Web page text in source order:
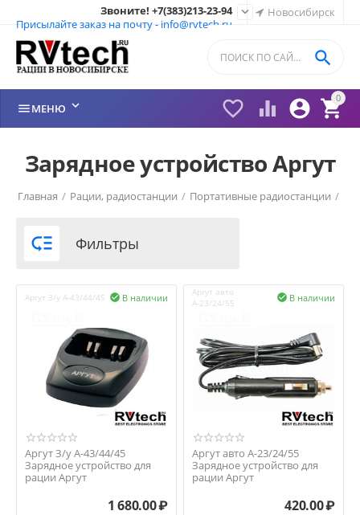
Новосибирск
Звоните! +7(383)213-23-94
Присылайте заказ на почту - info@rvtech.ru

0


 

МЕНЮ 
Зарядное устройство Аргут
Главная / Рации, радиостанции / Портативные радиостанции /
 Фильтры
Аргут З/у А-43/44/45 В наличии

Аргут З/у А-43/44/45
Зарядное устройство для
рации Аргут
1 680.00₽
Аргут авто
А-23/24/55
В наличии

Аргут авто А-23/24/55
Зарядное устройство для
рации Аргут
420.00₽